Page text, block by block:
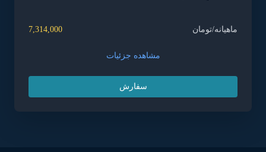
ماهیانه/تومان 7,314,000
مشاهده جزئیات
سفارش